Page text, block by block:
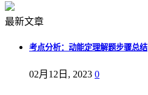
最新文章
考点分析：动能定理解题步骤总结
02月12日, 2023 0